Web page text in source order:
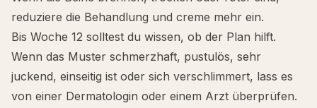
reduziere die Behandlung und creme mehr ein.
Bis Woche 12 solltest du wissen, ob der Plan hilft.
Wenn das Muster schmerzhaft, pustulös, sehr
juckend, einseitig ist oder sich verschlimmert, lass es
von einer Dermatologin oder einem Arzt überprüfen.